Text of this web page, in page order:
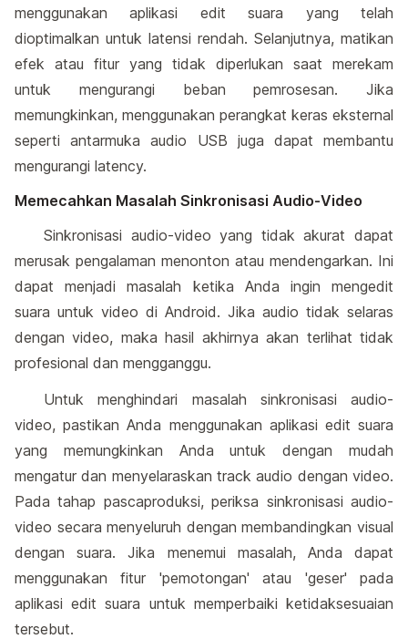
menggunakan aplikasi edit suara yang telah
dioptimalkan untuk latensi rendah. Selanjutnya, matikan
efek atau fitur yang tidak diperlukan saat merekam
untuk mengurangi beban pemrosesan. Jika
memungkinkan, menggunakan perangkat keras eksternal
seperti antarmuka audio USB juga dapat membantu
mengurangi latency.
Memecahkan Masalah Sinkronisasi Audio-Video
Sinkronisasi audio-video yang tidak akurat dapat
merusak pengalaman menonton atau mendengarkan. Ini
dapat menjadi masalah ketika Anda ingin mengedit
suara untuk video di Android. Jika audio tidak selaras
dengan video, maka hasil akhirnya akan terlihat tidak
profesional dan mengganggu.
Untuk menghindari masalah sinkronisasi audio-
video, pastikan Anda menggunakan aplikasi edit suara
yang memungkinkan Anda untuk dengan mudah
mengatur dan menyelaraskan track audio dengan video.
Pada tahap pascaproduksi, periksa sinkronisasi audio-
video secara menyeluruh dengan membandingkan visual
dengan suara. Jika menemui masalah, Anda dapat
menggunakan fitur 'pemotongan' atau 'geser' pada
aplikasi edit suara untuk memperbaiki ketidaksesuaian
tersebut.